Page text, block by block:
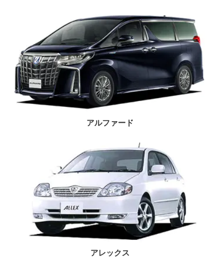
アルファード
アレックス